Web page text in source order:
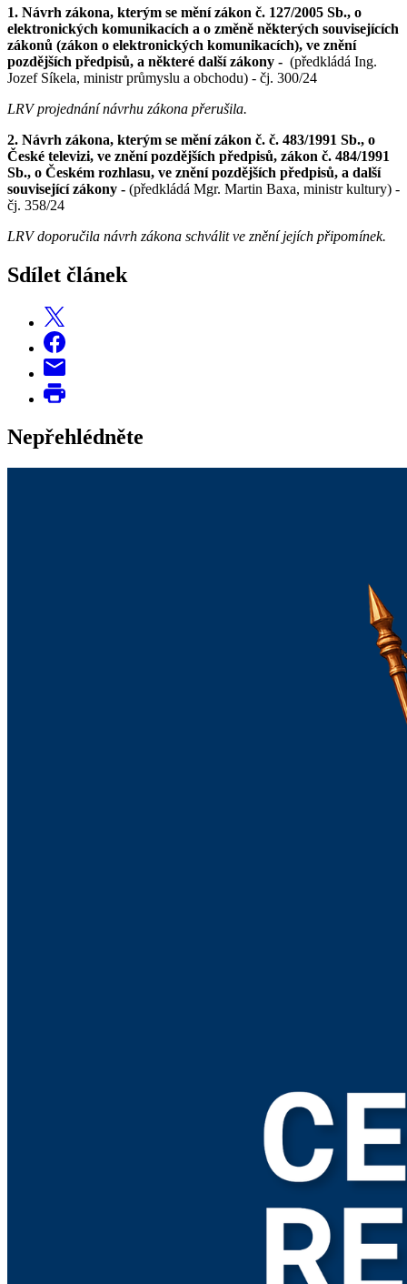
1. Návrh zákona, kterým se mění zákon č. 127/2005 Sb., o
elektronických komunikacích a o změně některých souvisejících
zákonů (zákon o elektronických komunikacích), ve znění
pozdějších předpisů, a některé další zákony - (předkládá Ing.
Jozef Síkela, ministr průmyslu a obchodu) - čj. 300/24
LRV projednání návrhu zákona přerušila.
2. Návrh zákona, kterým se mění zákon č. č. 483/1991 Sb., o
České televizi, ve znění pozdějších předpisů, zákon č. 484/1991
Sb., o Českém rozhlasu, ve znění pozdějších předpisů, a další
související zákony - (předkládá Mgr. Martin Baxa, ministr kultury) -
čj. 358/24
LRV doporučila návrh zákona schválit ve znění jejích připomínek.
Sdílet článek
Nepřehlédněte